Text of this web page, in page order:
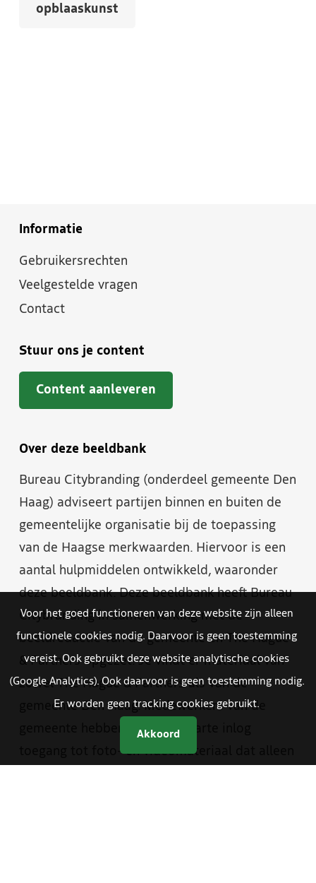
opblaaskunst
Informatie
Gebruikersrechten
Veelgestelde vragen
Contact
Stuur ons je content
Content aanleveren
Over deze beeldbank
Bureau Citybranding (onderdeel gemeente Den
Haag) adviseert partijen binnen en buiten de
gemeentelijke organisatie bij de toepassing
van de Haagse merkwaarden. Hiervoor is een
aantal hulpmiddelen ontwikkeld, waaronder
deze beeldbank. Deze beeldbank heeft Bureau
Citybranding in samenwerking met de
beeldredactie van de gemeente en The Hague
& Partners opgezet. Je vindt er materiaal van
zowel The Hague & Partners als van de
gemeente Den Haag. Medewerkers van de
gemeente hebben met een aparte inlog
toegang tot foto- en videomateriaal dat alleen
Voor het goed functioneren van deze website zijn alleen
functionele cookies nodig. Daarvoor is geen toestemming
vereist. Ook gebruikt deze website analytische cookies
(Google Analytics). Ook daarvoor is geen toestemming nodig.
Er worden geen tracking cookies gebruikt.
Akkoord